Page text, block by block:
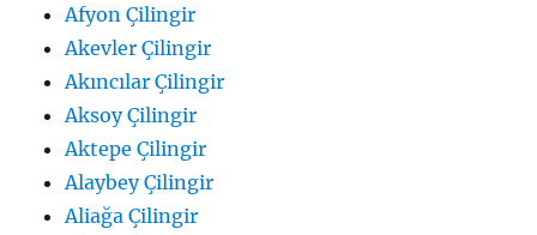
Afyon Çilingir
Akevler Çilingir
Akıncılar Çilingir
Aksoy Çilingir
Aktepe Çilingir
Alaybey Çilingir
Aliağa Çilingir